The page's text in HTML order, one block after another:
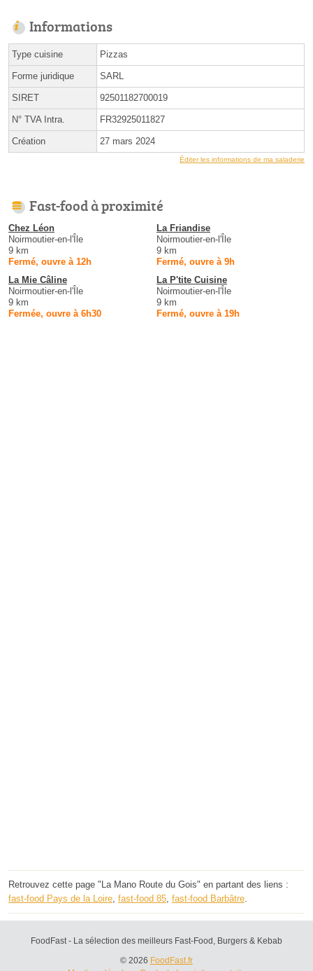
Informations
Type cuisine Pizzas
Forme juridique SARL
SIRET 92501182700019
N° TVA Intra. FR32925011827
Création 27 mars 2024
Éditer les informations de ma saladerie
Fast-food à proximité
Chez Léon
Noirmoutier-en-l'Île
9 km
Fermé, ouvre à 12h
La Friandise
Noirmoutier-en-l'Île
9 km
Fermé, ouvre à 9h
La Mie Câline
Noirmoutier-en-l'Île
9 km
Fermée, ouvre à 6h30
La P'tite Cuisine
Noirmoutier-en-l'Île
9 km
Fermé, ouvre à 19h
Retrouvez cette page "La Mano Route du Gois" en partant des liens :
fast-food Pays de la Loire, fast-food 85, fast-food Barbâtre.
FoodFast - La sélection des meilleurs Fast-Food, Burgers & Kebab
© 2026 FoodFast.fr